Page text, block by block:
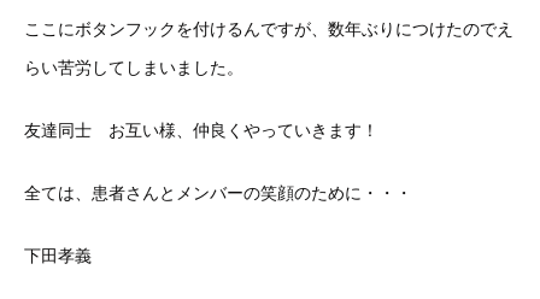
ここにボタンフックを付けるんですが、数年ぶりにつけたのでえ
らい苦労してしまいました。
友達同士 お互い様、仲良くやっていきます！
全ては、患者さんとメンバーの笑顔のために・・・
下田孝義